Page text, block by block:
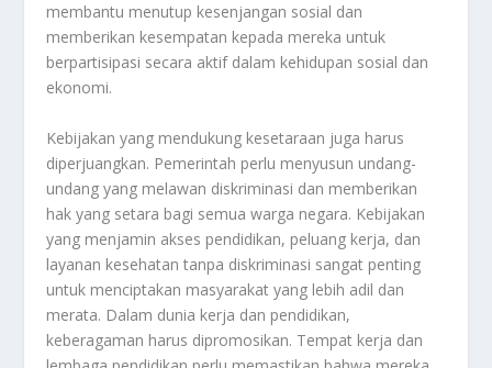
membantu menutup kesenjangan sosial dan
memberikan kesempatan kepada mereka untuk
berpartisipasi secara aktif dalam kehidupan sosial dan
ekonomi.
Kebijakan yang mendukung kesetaraan juga harus
diperjuangkan. Pemerintah perlu menyusun undang-
undang yang melawan diskriminasi dan memberikan
hak yang setara bagi semua warga negara. Kebijakan
yang menjamin akses pendidikan, peluang kerja, dan
layanan kesehatan tanpa diskriminasi sangat penting
untuk menciptakan masyarakat yang lebih adil dan
merata. Dalam dunia kerja dan pendidikan,
keberagaman harus dipromosikan. Tempat kerja dan